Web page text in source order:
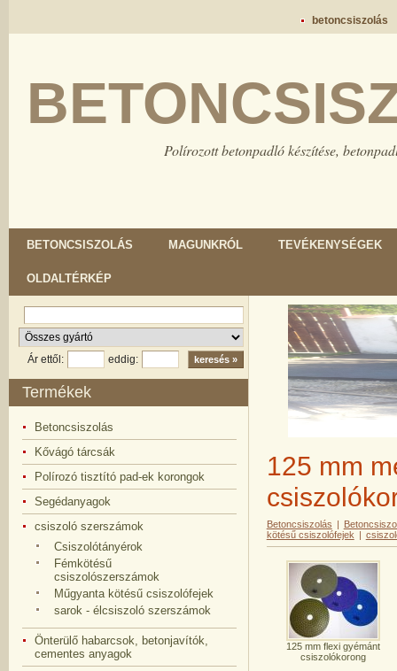
betoncsiszolás
Polírozott betonpadló készítése,
BETONCSISZOLÁS MAGUNKRÓL TEVÉKENYSÉGEK
OLDALTÉRKÉP
Ár ettől: eddig:
Termékek
Betoncsiszolás
Kővágó tárcsák
Polírozó tisztító pad-ek korongok
Segédanyagok
csiszoló szerszámok
Csiszolótányérok
Fémkötésű
csiszolószerszámok
Műgyanta kötésű csiszolófejek
sarok - élcsiszoló szerszámok
Önterülő habarcsok, betonjavítók,
cementes anyagok
125 mm
Betoncsiszolás |
kötésű csiszolófejek |
125 mm flexi gyémánt
csiszolókorong